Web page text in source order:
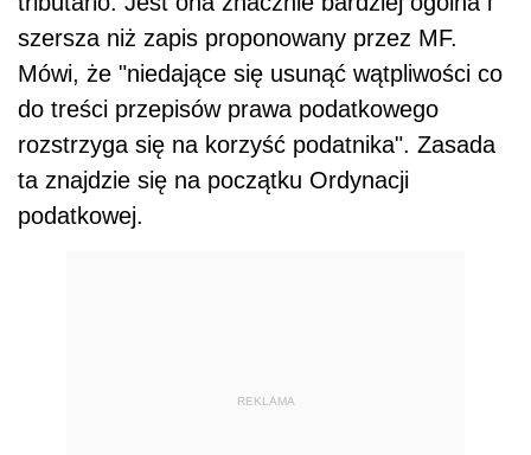
szersza niż zapis proponowany przez MF.
Mówi, że "niedające się usunąć wątpliwości co
do treści przepisów prawa podatkowego
rozstrzyga się na korzyść podatnika". Zasada
ta znajdzie się na początku Ordynacji
podatkowej.
REKLAMA